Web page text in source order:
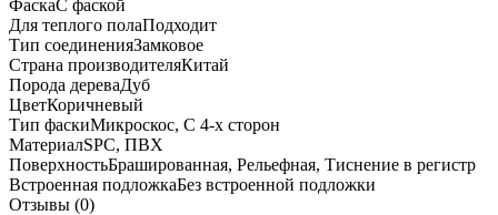
ФаскаС фаской
Для теплого полаПодходит
Тип соединенияЗамковое
Страна производителяКитай
Порода дереваДуб
ЦветКоричневый
Тип фаскиМикроскос, С 4-х сторон
МатериалSPC, ПВХ
ПоверхностьБрашированная, Рельефная, Тиснение в регистр
Встроенная подложкаБез встроенной подложки
Отзывы (0)